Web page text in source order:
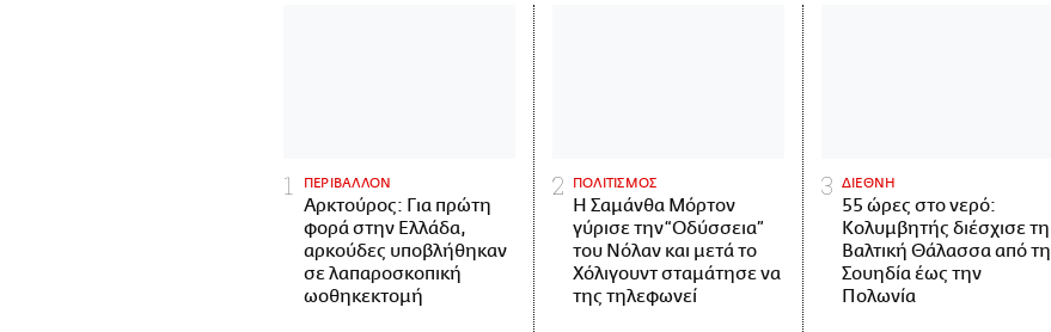
ΠΕΡΙΒΑΛΛΟΝ
Αρκτούρος: Για πρώτη
φορά στην Ελλάδα,
αρκούδες υποβλήθηκαν
σε λαπαροσκοπική
ωοθηκεκτομή
ΠΟΛΙΤΙΣΜΟΣ
Η Σαμάνθα Μόρτον
γύρισε την “Οδύσσεια”
του Νόλαν και μετά το
Χόλιγουντ σταμάτησε να
της τηλεφωνεί
ΔΙΕΘΝΗ
55 ώρες στο νερό:
Κολυμβητής διέσχισε τη
Βαλτική Θάλασσα από τη
Σουηδία έως την
Πολωνία